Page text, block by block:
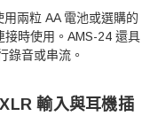
兩粒 AA 電池或選購的
時使用。AMS-24 還具
錄音或串流。
輸入與耳機插